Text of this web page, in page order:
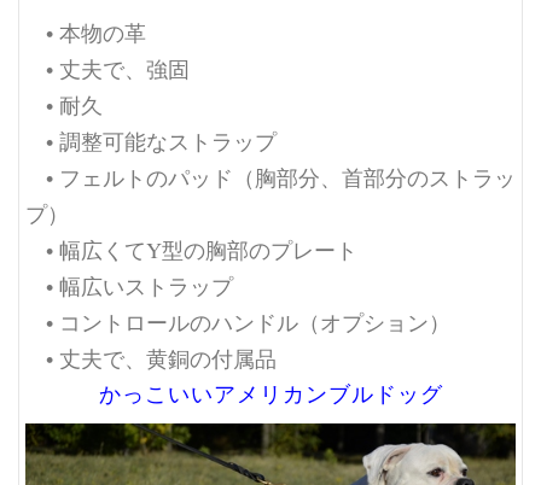
• 本物の革
• 丈夫で、強固
• 耐久
• 調整可能なストラップ
• フェルトのパッド（胸部分、首部分のストラッ
プ）
• 幅広くてY型の胸部のプレート
• 幅広いストラップ
• コントロールのハンドル（オプション）
• 丈夫で、黄銅の付属品
かっこいいアメリカンブルドッグ